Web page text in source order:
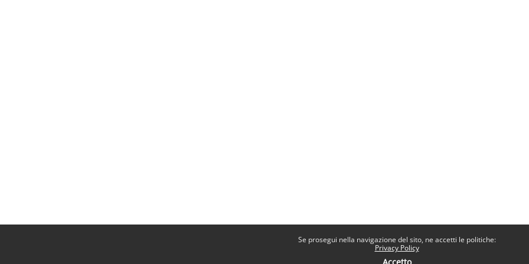
Se prosegui nella navigazione del sito, ne accetti le politiche:
Privacy Policy